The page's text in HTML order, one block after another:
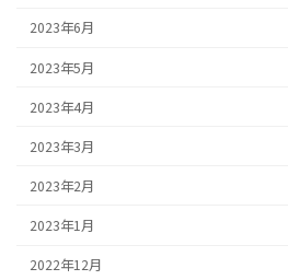
2023年6月
2023年5月
2023年4月
2023年3月
2023年2月
2023年1月
2022年12月